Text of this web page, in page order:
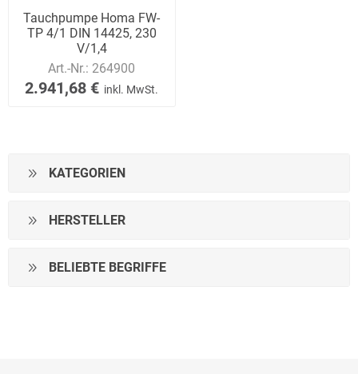
Tauchpumpe Homa FW-
TP 4/1 DIN 14425, 230
V/1,4
Art.-Nr.: 264900
2.941,68 € inkl. MwSt.
KATEGORIEN
HERSTELLER
BELIEBTE BEGRIFFE